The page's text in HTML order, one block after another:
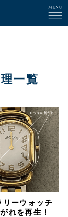
一覧
リーウォッチ
れを再生！